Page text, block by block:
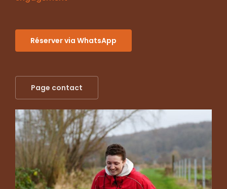
Réserver via WhatsApp
Page contact